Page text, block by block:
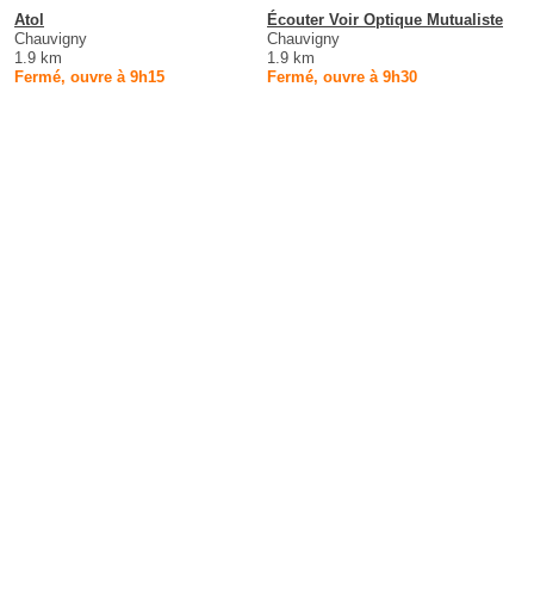
Atol
Chauvigny
1.9 km
Fermé, ouvre à 9h15
Écouter Voir Optique Mutualiste
Chauvigny
1.9 km
Fermé, ouvre à 9h30